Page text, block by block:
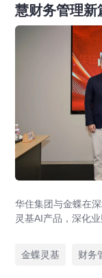
慧财务管理新
华住集团与金蝶在
灵基AI产品，深化
金蝶灵基
财务